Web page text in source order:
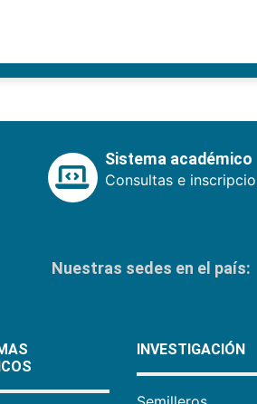
Sistema académico
Consultas e
Nuestras sedes en el país:
INVESTIGACIÓN